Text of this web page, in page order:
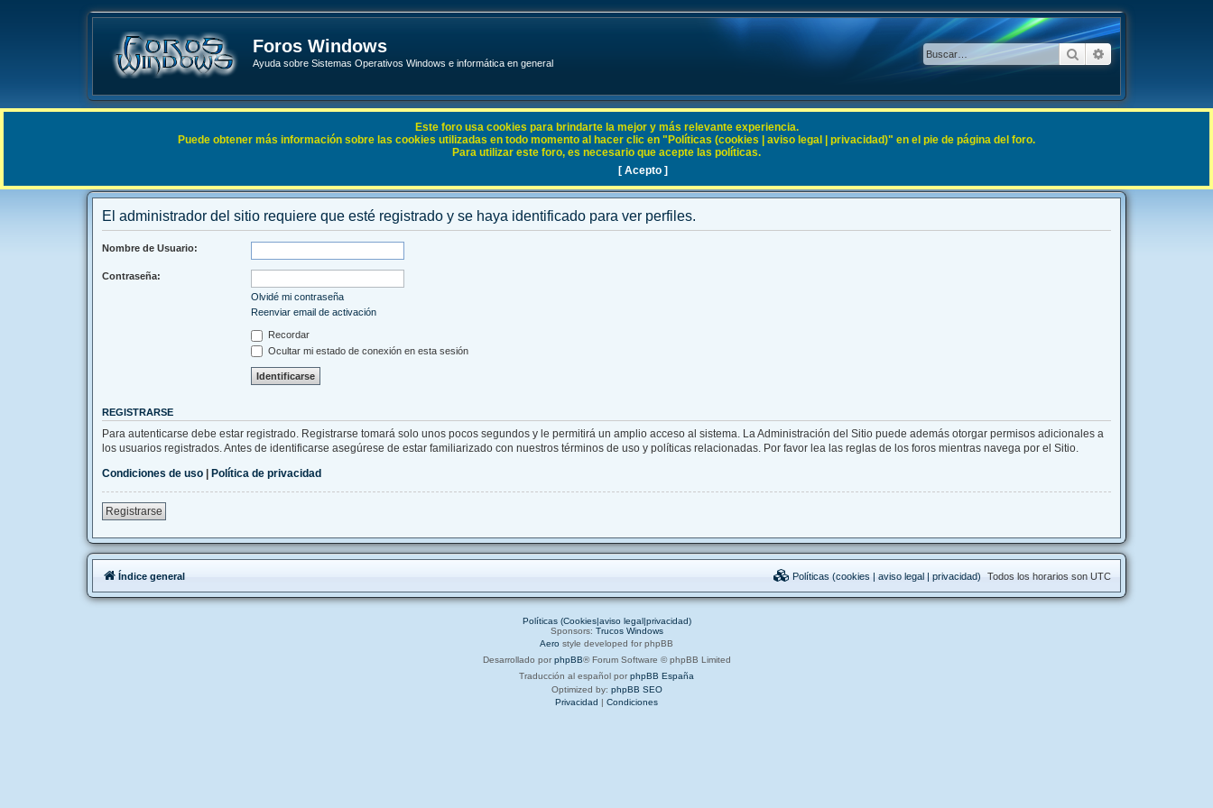
Foros Windows
Ayuda sobre Sistemas Operativos Windows e informática en general
BuscarBúsqueda
Enlaces rápidos FAQ
El administrador del sitio requiere que esté registrado y se haya identificado para ver perfiles.
Nombre de Usuario:
Contraseña:
Olvidé mi contraseña
Reenviar email de activación
Recordar
Ocultar mi estado de conexión en esta sesión
REGISTRARSE
Para autenticarse debe estar registrado. Registrarse tomará solo unos pocos segundos y le permitirá un amplio acceso al sistema. La Administración del Sitio puede además otorgar permisos adicionales a
los usuarios registrados. Antes de identificarse asegúrese de estar familiarizado con nuestros términos de uso y políticas relacionadas. Por favor lea las reglas de los foros mientras navega por el Sitio.
Condiciones de uso | Política de privacidad
Registrarse
Este foro usa cookies para brindarte la mejor y más relevante experiencia.
Puede obtener más información sobre las cookies utilizadas en todo momento al hacer clic en "Políticas (cookies | aviso legal | privacidad)" en el pie de página del foro.
Para utilizar este foro, es necesario que acepte las políticas.
[ Acepto ]
Índice general Todos los horarios son UTC
Políticas (cookies | aviso legal | privacidad)
Políticas (Cookies|aviso legal|privacidad)
Sponsors: Trucos Windows
Aero style developed for phpBB
Desarrollado por phpBB® Forum Software © phpBB Limited
Traducción al español por phpBB España
Optimized by: phpBB SEO
Privacidad | Condiciones